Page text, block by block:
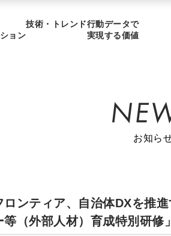
ョン
技術・トレンド行動データで
実現する価値
お知ら
ロンティア、自治体DXを推
等（外部人材）育成特別研修